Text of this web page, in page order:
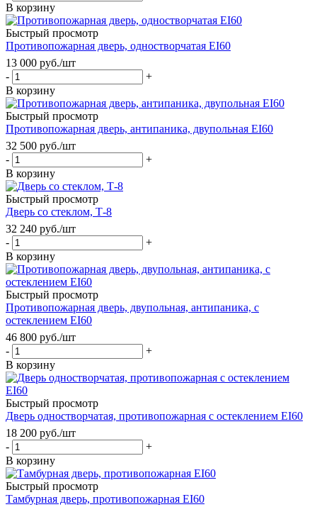
В корзину
Быстрый просмотр
Противопожарная дверь, одностворчатая EI60
13 000 руб./шт
-
+
В корзину
Быстрый просмотр
Противопожарная дверь, антипаника, двупольная EI60
32 500 руб./шт
-
+
В корзину
Быстрый просмотр
Дверь со стеклом, Т-8
32 240 руб./шт
-
+
В корзину
Быстрый просмотр
Противопожарная дверь, двупольная, антипаника, с
остеклением EI60
46 800 руб./шт
-
+
В корзину
Быстрый просмотр
Дверь одностворчатая, противопожарная с остеклением EI60
18 200 руб./шт
-
+
В корзину
Быстрый просмотр
Тамбурная дверь, противопожарная EI60